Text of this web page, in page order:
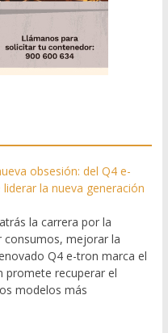
obsesión: del Q4 e-
la nueva generación
la carrera por la
consumos, mejorar la
Q4 e-tron marca el
promete recuperar el
modelos más